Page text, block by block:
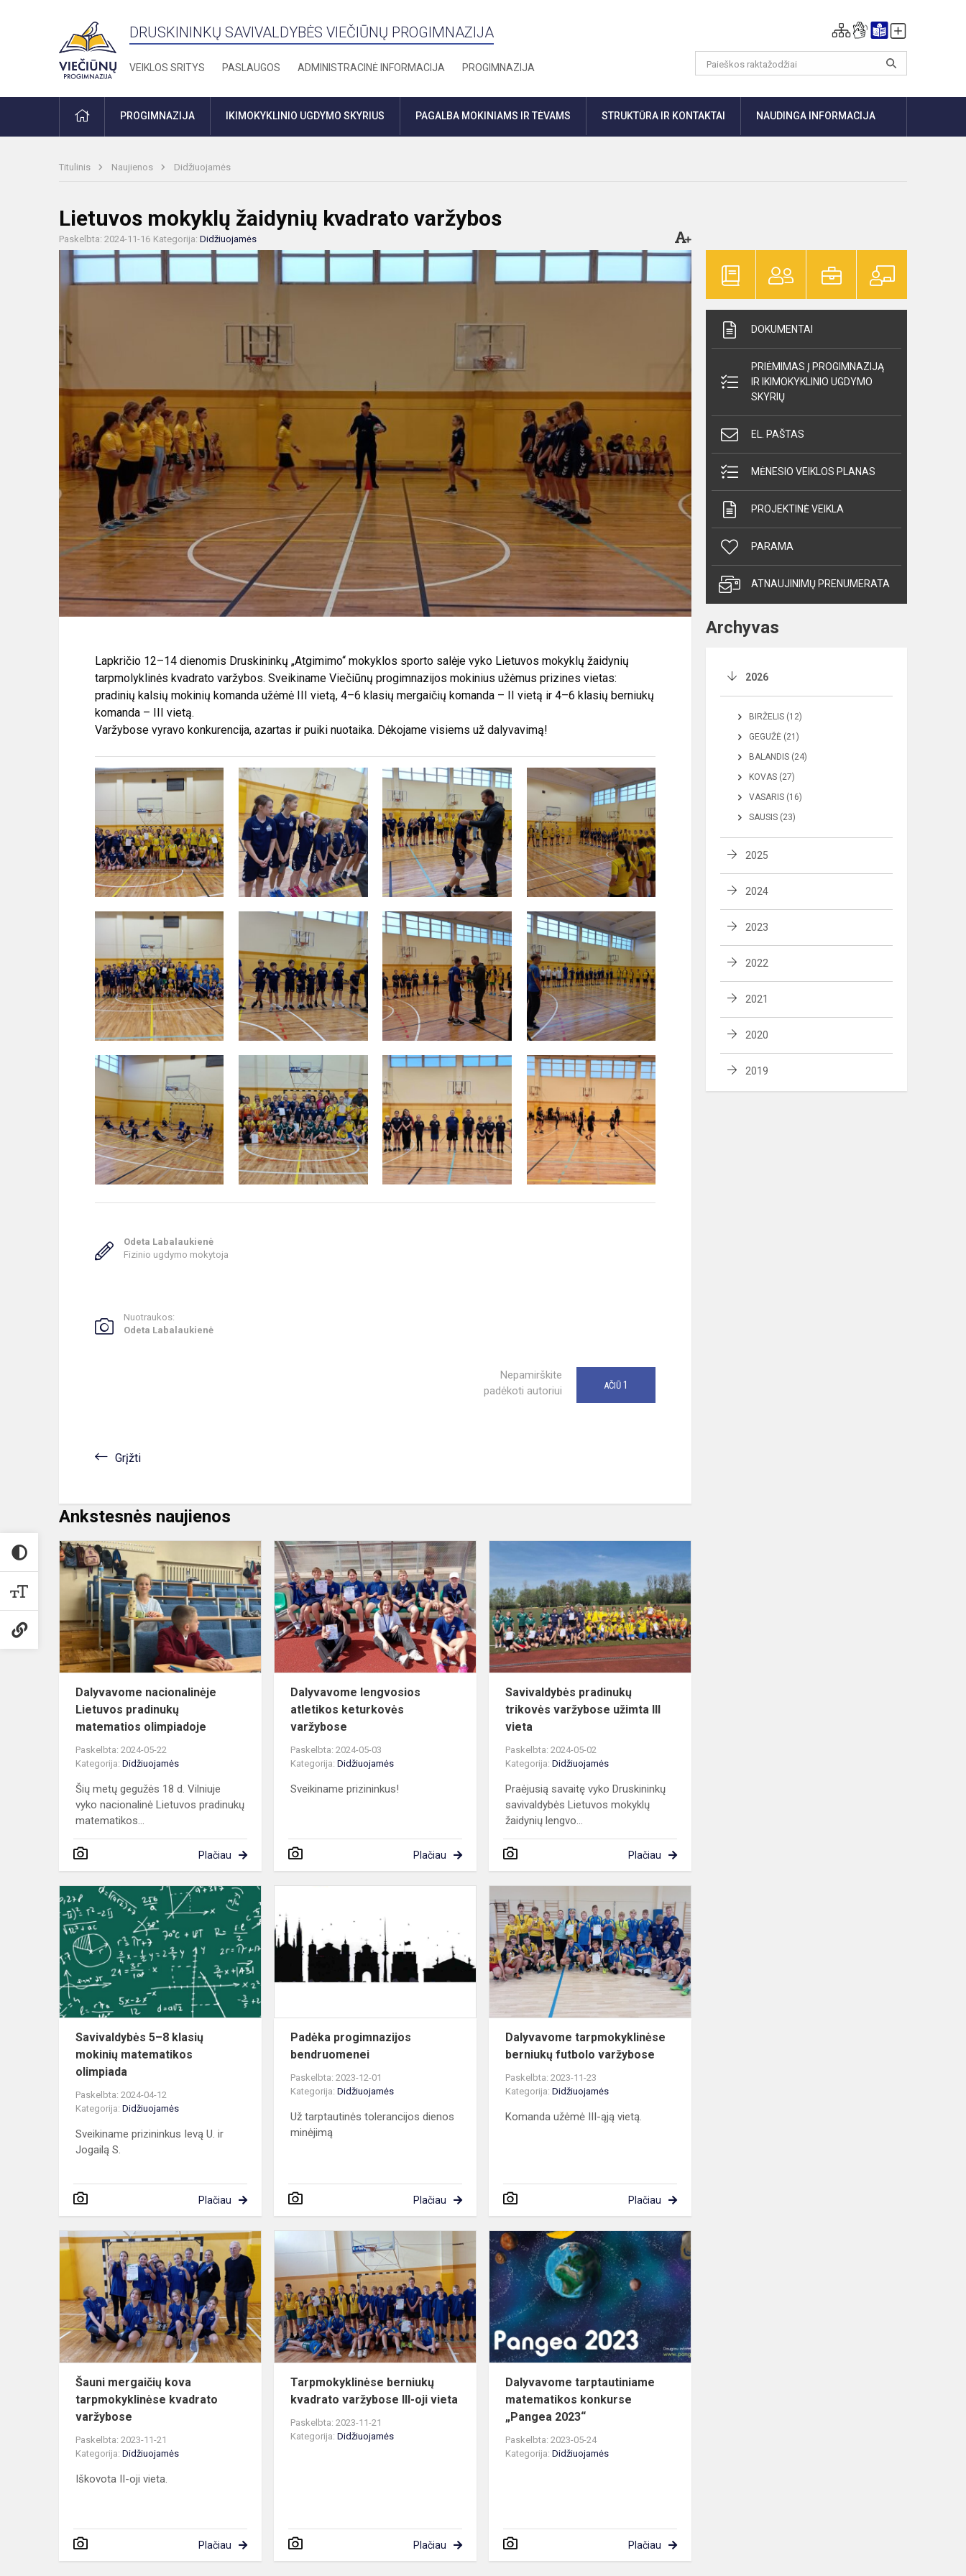
DRUSKININKŲ SAVIVALDYBĖS VIEČIŪNŲ PROGIMNAZIJA
VEIKLOS SRITYS PASLAUGOS ADMINISTRACINĖ INFORMACIJA PROGIMNAZIJA
PRADŽIAPROGIMNAZIJA IKIMOKYKLINIO UGDYMO SKYRIUS PAGALBA MOKINIAMS IR TĖVAMS STRUKTŪRA IR KONTAKTAI NAUDINGA INFORMACIJA
Titulinis Naujienos Didžiuojamės
Lietuvos mokyklų žaidynių kvadrato varžybos
Paskelbta: 2024-11-16 Kategorija: Didžiuojamės
Lapkričio 12–14 dienomis Druskininkų „Atgimimo“ mokyklos sporto salėje vyko Lietuvos mokyklų žaidynių
tarpmolyklinės kvadrato varžybos. Sveikiname Viečiūnų progimnazijos mokinius užėmus prizines vietas:
pradinių kalsių mokinių komanda užėmė III vietą, 4–6 klasių mergaičių komanda – II vietą ir 4–6 klasių berniukų
komanda – III vietą.
Varžybose vyravo konkurencija, azartas ir puiki nuotaika. Dėkojame visiems už dalyvavimą!
Odeta Labalaukienė
Fizinio ugdymo mokytoja
Nuotraukos:
Odeta Labalaukienė
Nepamirškite
padėkoti autoriui
AČIŪ 1
Grįžti
Ankstesnės naujienos
Dalyvavome
nacionalinėje
Lietuvos
pradinukų
matematios
olim...
Dalyvavome nacionalinėje
Lietuvos pradinukų
matematios olimpiadoje
Paskelbta: 2024-05-22
Kategorija: Didžiuojamės
Šių metų gegužės 18 d. Vilniuje
vyko nacionalinė Lietuvos pradinukų
matematikos...
Plačiau
Dalyvavome
lengvosios
atletikos
keturkovės
varžybose
Dalyvavome lengvosios
atletikos keturkovės
varžybose
Paskelbta: 2024-05-03
Kategorija:Didžiuojamės
Sveikiname prizininkus!
Plačiau
trikovės
varžybose
III
vieta
Savivaldybės pradinukų
trikovės varžybose užimta III
vieta
Paskelbta: 2024-05-02
Kategorija:Didžiuojamės
Praėjusią savaitę vyko Druskininkų
savivaldybės Lietuvos mokyklų
žaidynių lengvo...
Plačiau
5–
8
klasių
matematikos
Savivaldybės 5–8 klasių
mokinių matematikos
olimpiada
Paskelbta: 2024-04-12
Kategorija: Didžiuojamės
Sveikiname prizininkus Ievą U. ir
Jogailą S.
Plačiau
progimnazijos
bendruomenei
Padėka progimnazijos
bendruomenei
Paskelbta: 2023-12-01
Kategorija:Didžiuojamės
Už tarptautinės tolerancijos dienos
minėjimą
Plačiau
tarpmokyklinėse
berniukų
futbolo
varžybose
Dalyvavome tarpmokyklinėse
berniukų futbolo varžybose
Paskelbta: 2023-11-23
Kategorija:Didžiuojamės
Komanda užėmė III-ąją vietą.
Plačiau
Šauni
mergaičių
tarpmokyklinėse
kvadrato
varžybose
Šauni mergaičių kova
tarpmokyklinėse kvadrato
varžybose
Paskelbta: 2023-11-21
Kategorija: Didžiuojamės
Iškovota II-oji vieta.
Plačiau
Tarpmokyklinėse
berniukų
kvadrato
varžybose
III-
oji
vieta
Tarpmokyklinėse berniukų
kvadrato varžybose III-oji vieta
Paskelbta: 2023-11-21
Kategorija:Didžiuojamės
Plačiau
tarptautiniame
matematikos
konkurse
„Pangea
2023...
Dalyvavome tarptautiniame
matematikos konkurse
„Pangea 2023“
Paskelbta: 2023-05-24
Kategorija:Didžiuojamės
Plačiau
DOKUMENTAI
PRIĖMIMAS Į PROGIMNAZIJĄ
IR IKIMOKYKLINIO UGDYMO
SKYRIŲ
EL. PAŠTAS
MĖNESIO VEIKLOS PLANAS
PROJEKTINĖ VEIKLA
PARAMA
ATNAUJINIMŲ PRENUMERATA
Archyvas
2026
BIRŽELIS (12)
GEGUŽĖ (21)
BALANDIS (24)
KOVAS (27)
VASARIS (16)
SAUSIS (23)
2025
2024
2023
2022
2021
2020
2019